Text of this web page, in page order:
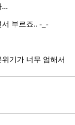
...
부르죠.. -_-
기가 너무 엄해서